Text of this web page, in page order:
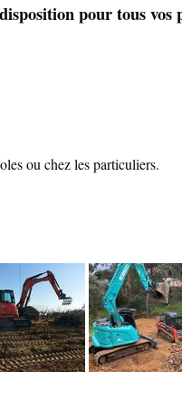
pour tous
ou chez les particuliers.